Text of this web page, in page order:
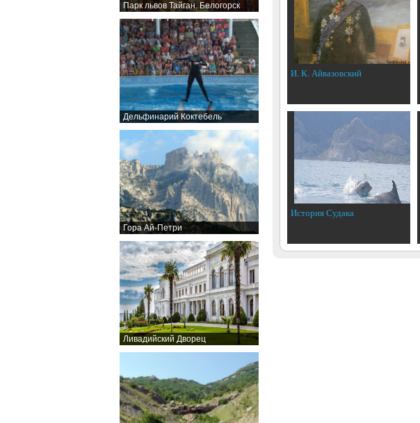
Парк львов Тайган. Белогорск
Дельфинарий Коктебель
Гора Ай-Петри
Ливадийский Дворец
И. К. Айвазовский
История Судака